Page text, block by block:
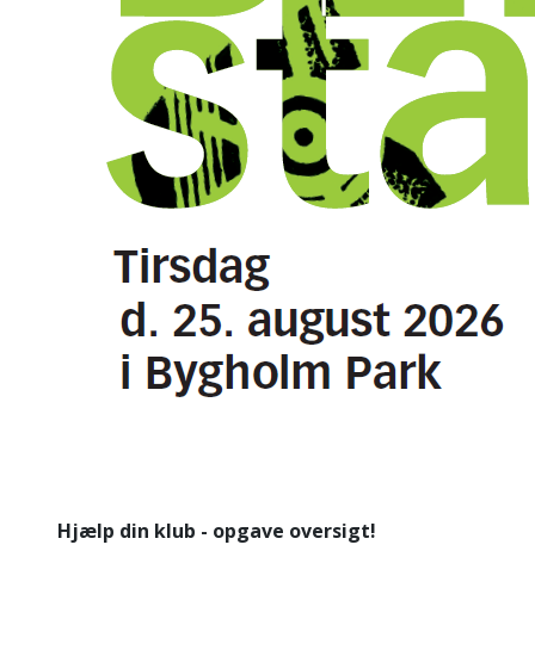
Hjælp din klub - opgave oversigt!